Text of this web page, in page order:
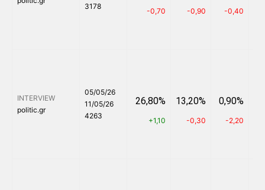
3178
-0,70 -0,90 -0,40
INTERVIEW
politic.gr
05/05/26
11/05/26
4263
26,80%
+1,10
13,20%
-0,30
0,90%
-2,20